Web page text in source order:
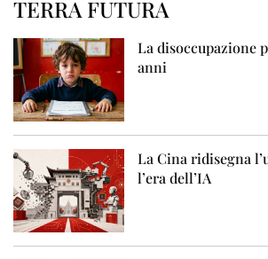
TERRA FUTURA
La disoccupazione
anni
La Cina ridisegna
l’era dell’IA